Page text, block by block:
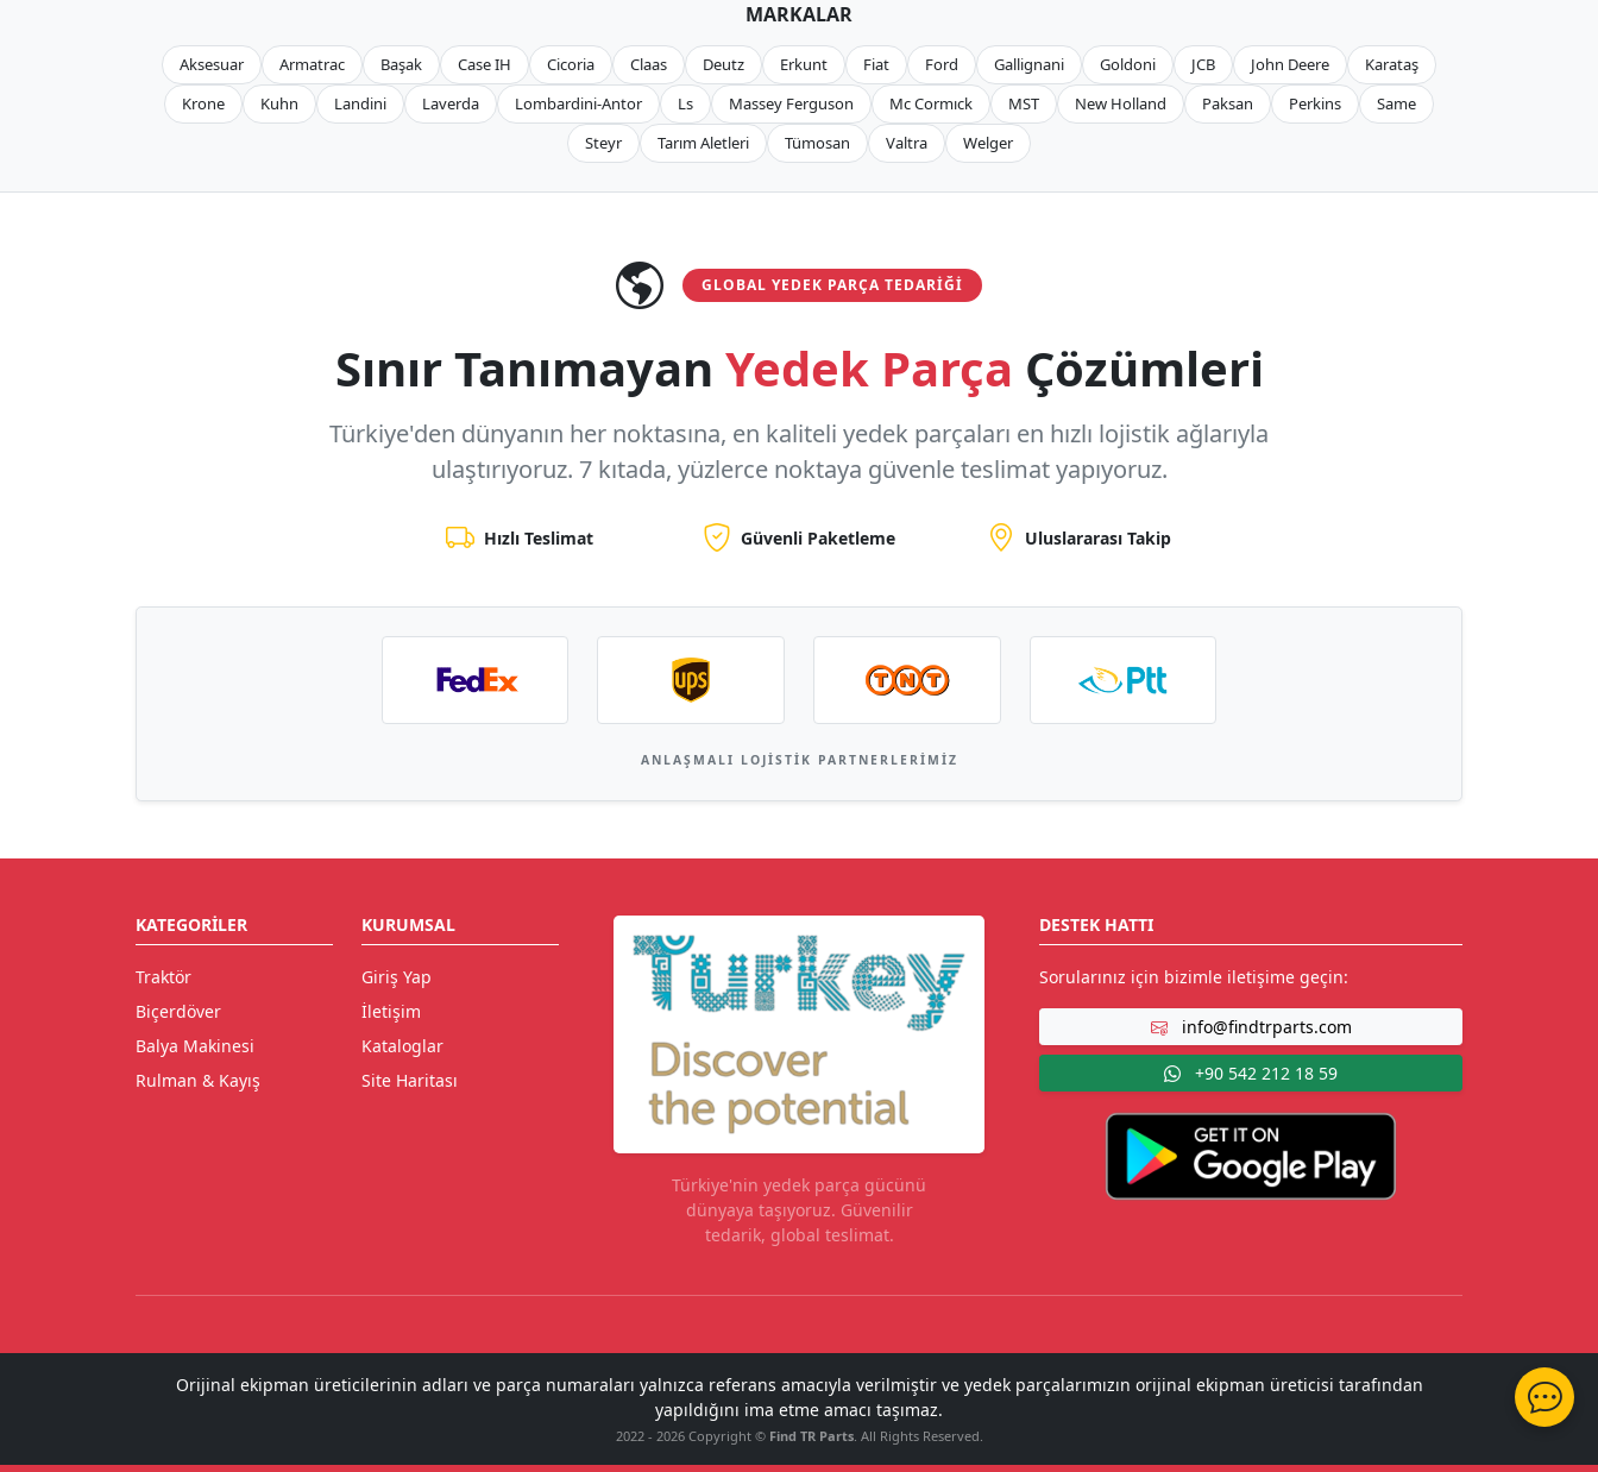
MARKALAR
Aksesuar Armatrac Başak Case IH Cicoria Claas Deutz Erkunt Fiat Ford Gallignani Goldoni JCB John Deere
Karataş
Krone
Kuhn Landini Laverda Lombardini-Antor Ls Massey Ferguson Mc Cormıck MST New Holland Paksan Perkins
Same
Steyr
Tarım Aletleri Tümosan Valtra Welger
GLOBAL YEDEK PARÇA TEDARIĞI
Sınır Tanımayan Yedek Parça Çözümleri
Türkiye'den dünyanın her noktasına, en kaliteli yedek parçaları en hızlı lojistik ağlarıyla
ulaştırıyoruz. 7 kıtada, yüzlerce noktaya güvenle teslimat yapıyoruz.
Hızlı Teslimat Güvenli Paketleme Uluslararası Takip
ANLAŞMALI LOJISTIK PARTNERLERIMIZ
KATEGORILER
Traktör
Biçerdöver
Balya Makinesi
Rulman & Kayış
KURUMSAL
Giriş Yap
İletişim
Kataloglar
Site Haritası
Türkiye'nin yedek parça gücünü
dünyaya taşıyoruz. Güvenilir
tedarik, global teslimat.
DESTEK HATTI
Sorularınız için bizimle iletişime geçin:
info@findtrparts.com
+90 542 212 18 59
Orijinal ekipman üreticilerinin adları ve parça numaraları yalnızca referans amacıyla verilmiştir ve yedek parçalarımızın orijinal ekipman üreticisi tarafından
yapıldığını ima etme amacı taşımaz.
2022 - 2026 Copyright © Find TR Parts. All Rights Reserved.